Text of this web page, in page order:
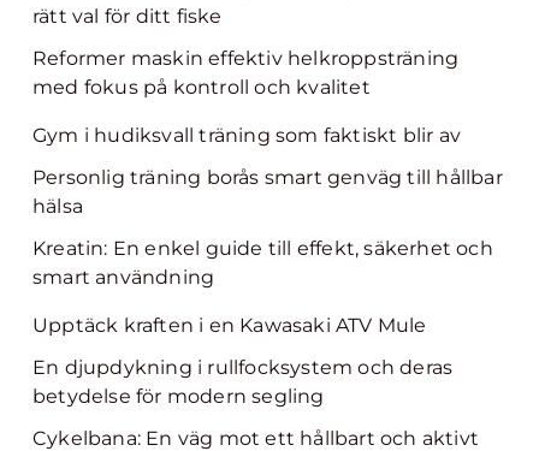
rätt val för ditt fiske
Reformer maskin effektiv helkroppsträning
med fokus på kontroll och kvalitet
Gym i hudiksvall träning som faktiskt blir av
Personlig träning borås smart genväg till hållbar
hälsa
Kreatin: En enkel guide till effekt, säkerhet och
smart användning
Upptäck kraften i en Kawasaki ATV Mule
En djupdykning i rullfocksystem och deras
betydelse för modern segling
Cykelbana: En väg mot ett hållbart och aktivt